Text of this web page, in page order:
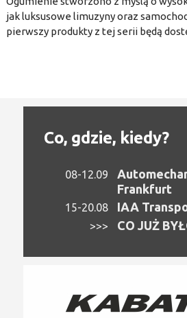
jak luksusowe limuzyny oraz
pierwszy produkty z tej serii będą
Co, gdzie, kiedy?
08-12.09
Frankfurt
15-20.08 IAA
>>> CO JUŻ